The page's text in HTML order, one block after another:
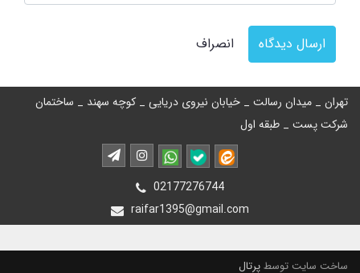
ارسال دیدگاه انصراف
تهران _ میدان رسالت _ خیابان نیروی دریایی _ کوچه سهند _ ساختمان
شرکت پست _ طبقه اول
02177276744
raifar1395@gmail.com
ساخت سایت توسطپرتال